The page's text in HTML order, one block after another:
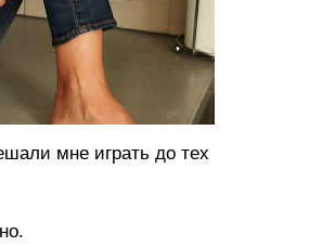
мне играть до тех